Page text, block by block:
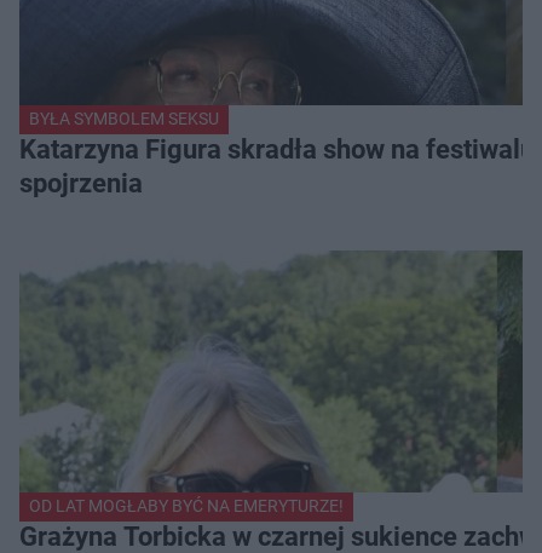
BYŁA SYMBOLEM SEKSU
Katarzyna Figura skradła show na
spojrzenia
OD LAT MOGŁABY BYĆ NA EMERYTURZE!
Grażyna Torbicka w czarnej sukience